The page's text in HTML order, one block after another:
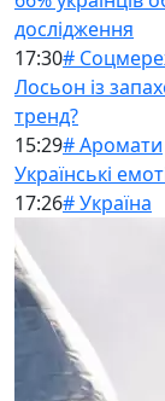
дослідження
17:30#
Лосьон із
тренд?
15:29# Аромати
Українські
17:26# Україна